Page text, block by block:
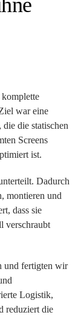
war eine
die statischen
Screens
ist.
Dadurch
montieren und
dass sie
verschraubt
und fertigten wir
Logistik,
reduziert die